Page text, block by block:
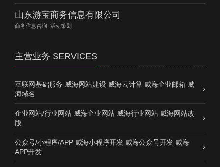
山东游宝商务信息有限公司
商务信息咨询, 活动策划
主营业务 SERVICES
互联网基础服务 威海网站建设 威海云计算 威海企业邮箱 威
海域名
企业网站/行业网站 威海企业网站 威海行业网站 威海网站改
版
公众号/小程序/APP 威海小程序开发 威海公众号开发 威海
APP开发